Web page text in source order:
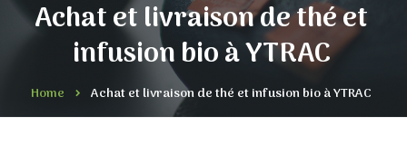
Achat et livraison de thé et
infusion bio à YTRAC
Home Achat et livraison de thé et infusion bio à YTRAC